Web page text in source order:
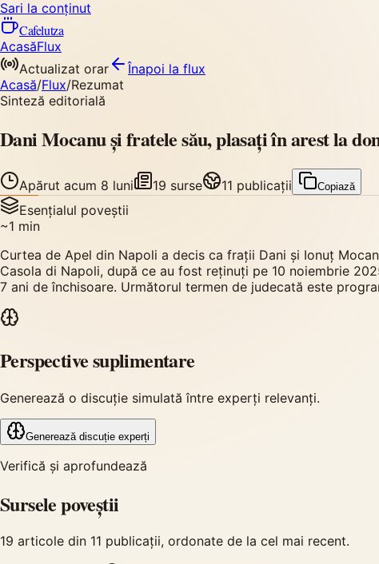
Sari la conținut
Cafelutza
AcasăFlux
Actualizat orar
Înapoi la flux
Acasă/Flux/Rezumat
Sinteză editorială
Dani Mocanu și fratele său, plasați în arest la
Apărut acum 8 luni 19 surse 11 publicații Copiază
Esențialul poveștii
~1 min
Curtea de Apel din Napoli a decis ca frații Dani și Ionuț
Casola di Napoli, după ce au fost reținuți pe 10 noiembrie
7 ani de închisoare. Următorul termen de judecată este
Perspective suplimentare
Generează o discuție simulată între experți relevanți.
Generează discuție experți
Verifică și aprofundează
Sursele poveștii
19 articole din 11 publicații, ordonate de la cel mai recent.